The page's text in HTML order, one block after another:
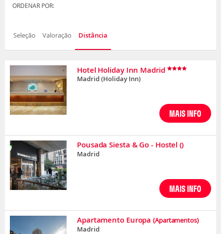
ORDENAR POR:
Seleção Valoração Distância
Hotel Holiday Inn Madrid
Madrid(Holiday Inn)
MAIS INFO
Pousada Siesta & Go - Hostel ()
Madrid
MAIS INFO
Apartamento Europa (Apartamentos)
Madrid